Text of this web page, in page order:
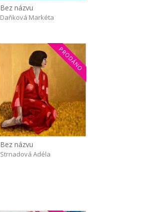
Bez názvu
Daňková Markéta
PRODÁNO
Bez názvu
Strnadová Adéla